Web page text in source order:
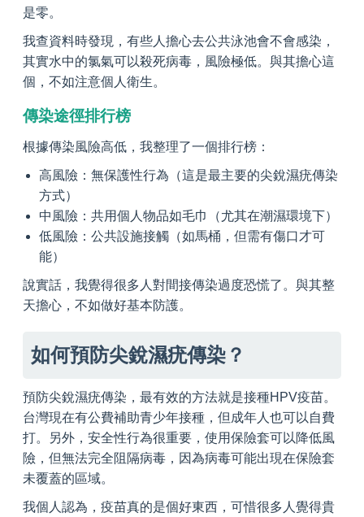
是零。
我查資料時發現，有些人擔心去公共泳池會不會感染，
其實水中的氯氣可以殺死病毒，風險極低。與其擔心這
個，不如注意個人衛生。
傳染途徑排行榜
根據傳染風險高低，我整理了一個排行榜：
高風險：無保護性行為（這是最主要的尖銳濕疣傳染
方式）
中風險：共用個人物品如毛巾（尤其在潮濕環境下）
低風險：公共設施接觸（如馬桶，但需有傷口才可
能）
說實話，我覺得很多人對間接傳染過度恐慌了。與其整
天擔心，不如做好基本防護。
如何預防尖銳濕疣傳染？
預防尖銳濕疣傳染，最有效的方法就是接種HPV疫苗。
台灣現在有公費補助青少年接種，但成年人也可以自費
打。另外，安全性行為很重要，使用保險套可以降低風
險，但無法完全阻隔病毒，因為病毒可能出現在保險套
未覆蓋的區域。
我個人認為，疫苗真的是個好東西，可惜很多人覺得貴